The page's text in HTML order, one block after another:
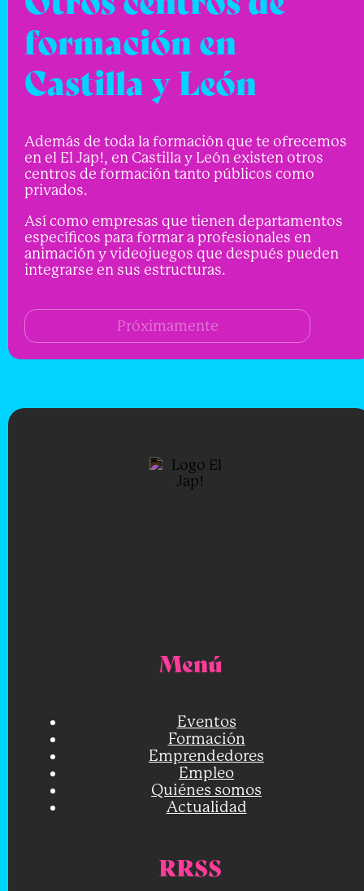
formación en
Castilla y León
Además de toda la formación que te ofrecemos
en el El Jap!, en Castilla y León existen otros
centros de formación tanto públicos como
privados.
Así como empresas que tienen departamentos
específicos para formar a profesionales en
animación y videojuegos que después pueden
integrarse en sus estructuras.
Próximamente
Menú
Eventos
Formación
Emprendedores
Empleo
Quiénes somos
Actualidad
RRSS